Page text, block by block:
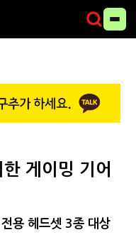
게이밍 기어
용 헤드셋 3종 대상